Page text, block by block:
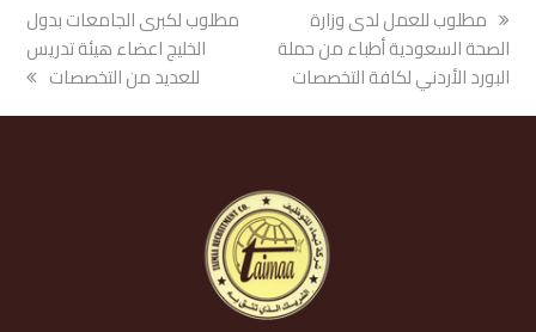
previous
post:
مطلوب للعمل لدى وزارة
الصحة السعودية أطباء من حملة
البورد الأردني لكافة التخصصات
next
post:
مطلوب لكبرى الجامعات بدول
الخليج اعضاء هيئة تدريس
للعديد من التخصصات